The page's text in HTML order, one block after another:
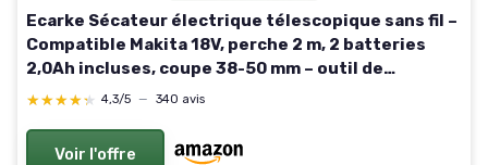
Ecarke Sécateur électrique télescopique sans fil –
Compatible Makita 18V, perche 2 m, 2 batteries
2,0Ah incluses, coupe 38-50 mm – outil de
jardinage précis et efficace Avec Batterie et
★★★★★
★★★★★ 4,3/5 — 340 avis
Voir l'offre